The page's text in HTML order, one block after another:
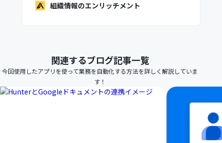
組織情報のエンリッチメント
関連するブログ記事一覧
今回使用したアプリを使って業務を自動化する方法を詳しく解説していま
す！